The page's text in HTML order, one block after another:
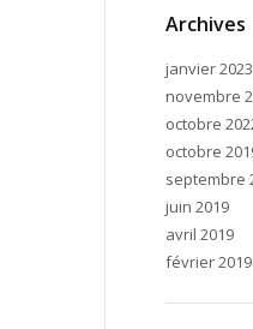
Archives
janvier 2023
novembre
octobre
octobre
septembre
juin 2019
avril 2019
février 2019